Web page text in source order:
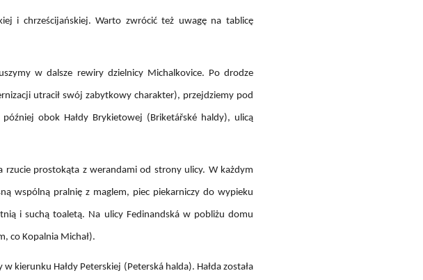
i chrześcijańskiej. Warto zwrócić też uwagę na tablicę
w dalsze rewiry dzielnicy Michalkovice. Po drodze
utracił swój zabytkowy charakter), przejdziemy pod
obok Hałdy Brykietowej (Briketářské haldy), ulicą
rzucie prostokąta z werandami od strony ulicy. W każdym
wspólną pralnię z maglem, piec piekarniczy do wypieku
i suchą toaletą. Na ulicy Fedinandská w pobliżu domu
co Kopalnia Michał).
kierunku Hałdy Peterskiej (Peterská halda). Hałda została